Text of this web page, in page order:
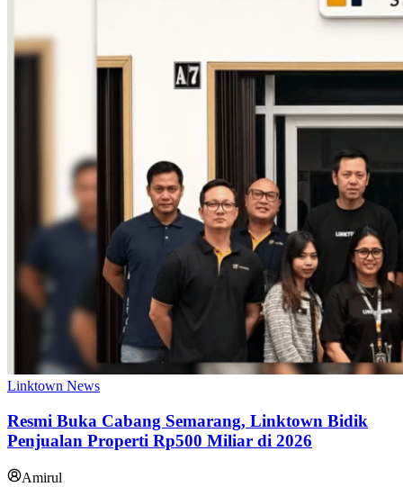
Linktown News
Resmi Buka Cabang Semarang, Linktown Bidik
Penjualan Properti Rp500 Miliar di 2026
Amirul